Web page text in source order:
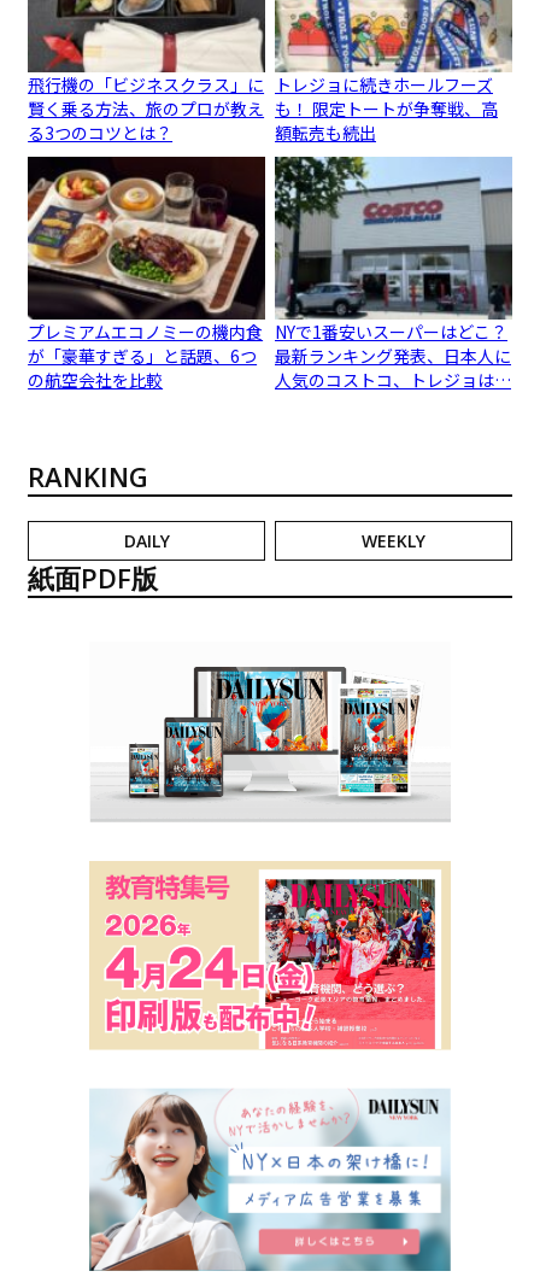
飛行機の「ビジネスクラス」に
賢く乗る方法、旅のプロが教え
る3つのコツとは？
トレジョに続きホールフーズ
も！ 限定トートが争奪戦、高
額転売も続出
プレミアムエコノミーの機内食
が「豪華すぎる」と話題、6つ
の航空会社を比較
NYで1番安いスーパーはどこ？
最新ランキング発表、日本人に
人気のコストコ、トレジョは…
RANKING
DAILY WEEKLY
紙面PDF版